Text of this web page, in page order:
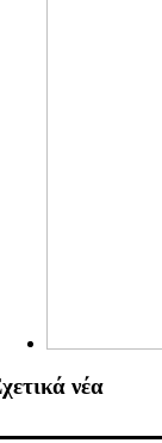
νέα